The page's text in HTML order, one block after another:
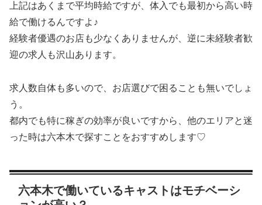
上記はあくまで平均時給ですが、体入でも最初から高い時
給で働けるんですよ♪
経験者優遇のお店も少なくありませんが、逆に未経験者歓
迎の求人も沢山あります。
求人数自体も多いので、お店選びで困ることも無いでしょ
う。
都内でも特に稼ぎの効率が良いですから、他のエリアと迷
った時は六本木で探すことをおすすめします♡
六本木で働いているキャストはモチベーシ